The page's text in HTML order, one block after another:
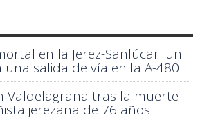
en la Jerez-Sanlúcar: un
una salida de vía en la A-480
Valdelagrana tras la muerte
jerezana de 76 años